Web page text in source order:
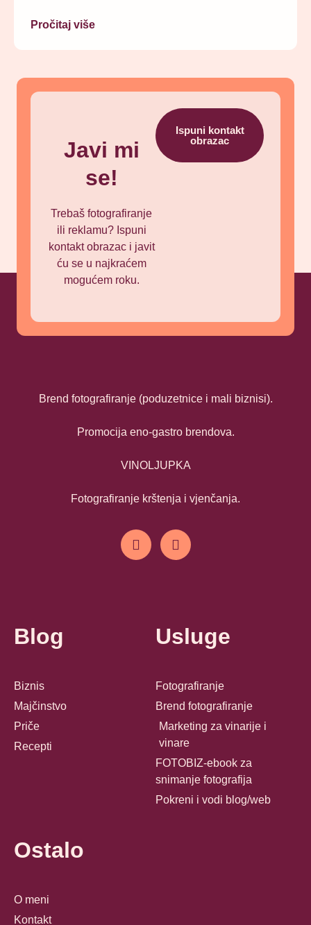
Pročitaj više
Javi mi
se!
Trebaš fotografiranje
ili reklamu? Ispuni
kontakt obrazac i javit
ću se u najkraćem
mogućem roku.
Ispuni kontakt
obrazac
Brend fotografiranje (poduzetnice i mali biznisi).
Promocija eno-gastro brendova.
VINOLJUPKA
Fotografiranje krštenja i vjenčanja.
Blog
Biznis
Majčinstvo
Priče
Recepti
Usluge
Fotografiranje
Brend fotografiranje
Marketing za vinarije i
vinare
FOTOBIZ-ebook za
snimanje fotografija
Pokreni i vodi blog/web
Ostalo
O meni
Kontakt